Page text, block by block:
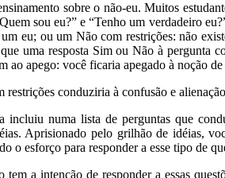
sobre o não-eu. Muitos
sou eu?” e “Tenho um verdadeiro
eu; ou um Não com restrições: não
uma resposta Sim ou Não à
apego: você ficaria apegado à noção
conduziria à confusão e
incluiu numa lista de perguntas que
Aprisionado pelo grilhão de idéias,
o esforço para responder a esse tipo de
a intenção de responder a essas